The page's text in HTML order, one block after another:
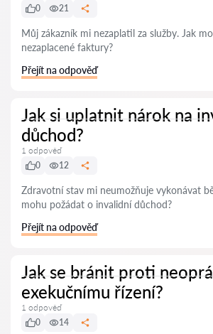
0
21
Můj zákazník mi nezaplatil za služby. Jak
nezaplacené faktury?
Přejít na odpověď
Jak si uplatnit nárok na
důchod?
1 odpověď
0
12
Zdravotní stav mi neumožňuje vykonávat
mohu požádat o invalidní důchod?
Přejít na odpověď
Jak se bránit proti
exekučnímu řízení?
1 odpověď
0
14